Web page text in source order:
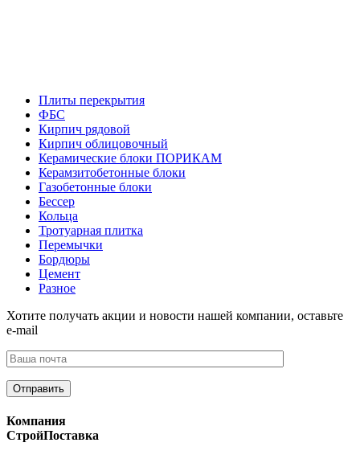
Плиты перекрытия
ФБС
Кирпич рядовой
Кирпич облицовочный
Керамические блоки ПОРИКАМ
Керамзитобетонные блоки
Газобетонные блоки
Бессер
Кольца
Тротуарная плитка
Перемычки
Бордюры
Цемент
Разное
Хотите получать акции и новости нашей компании, оставьте
e-mail
Компания
СтройПоставка